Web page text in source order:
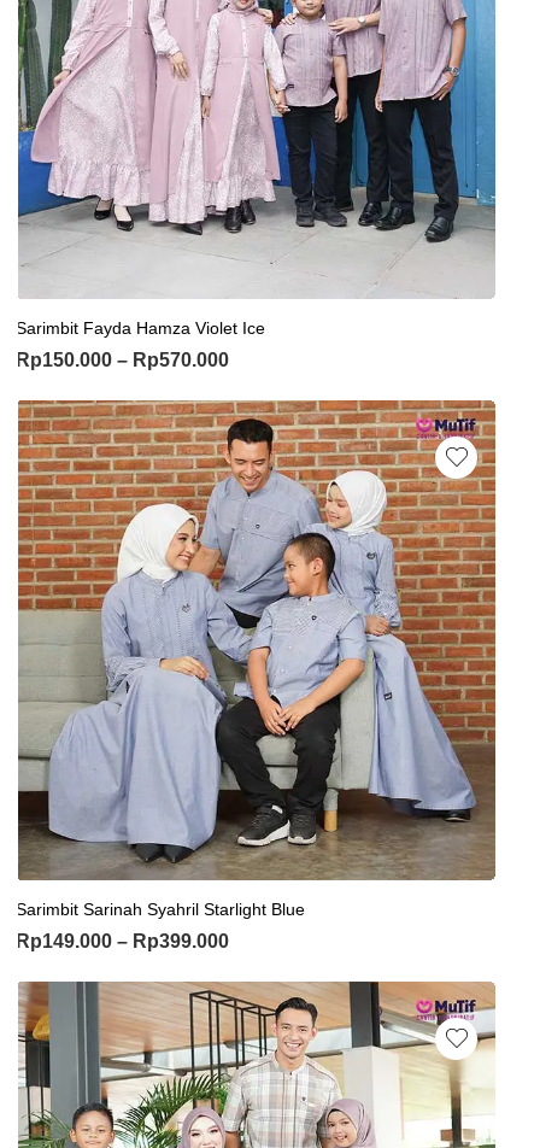
Sarimbit Fayda Hamza Violet Ice
Rp150.000 – Rp570.000
Sarimbit Sarinah Syahril Starlight Blue
Rp149.000 – Rp399.000